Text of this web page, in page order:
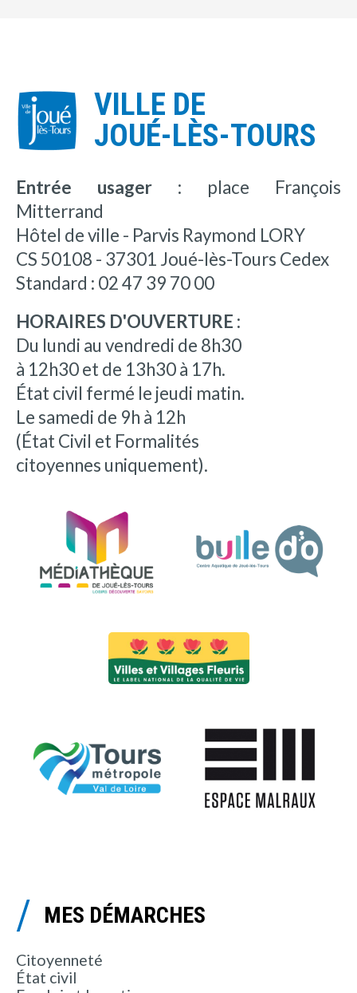
VILLE DE
JOUÉ-LÈS-TOURS
Entrée usager : place François
Mitterrand
Hôtel de ville - Parvis Raymond LORY
CS 50108 - 37301 Joué-lès-Tours Cedex
Standard : 02 47 39 70 00
HORAIRES D'OUVERTURE :
Du lundi au vendredi de 8h30
à 12h30 et de 13h30 à 17h.
État civil fermé le jeudi matin.
Le samedi de 9h à 12h
(État Civil et Formalités
citoyennes uniquement).
MES DÉMARCHES
Citoyenneté
État civil